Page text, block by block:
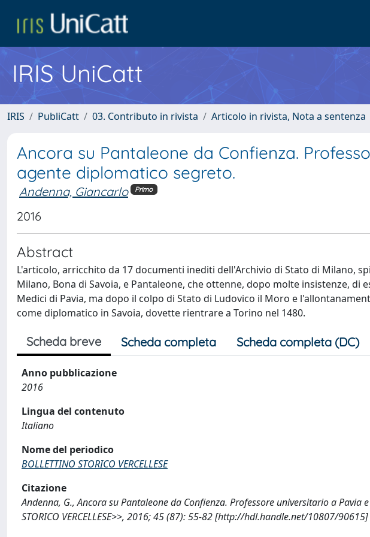
IRIS UniCatt
IRIS PubliCatt 03. Contributo in rivista Articolo in rivista, Nota a sentenza
Ancora su Pantaleone da Confienza.
agente diplomatico segreto.
Andenna, Giancarlo Primo
2016
Abstract
L'articolo, arricchito da 17 documenti inediti dell'Archivio di Stato di Milano,
Milano, Bona di Savoia, e Pantaleone, che ottenne, dopo molte insistenze, di
Medici di Pavia, ma dopo il colpo di Stato di Ludovico il Moro e
come diplomatico in Savoia, dovette rientrare a Torino nel 1480.
Scheda breve Scheda completa Scheda completa (DC)
Anno pubblicazione
2016
Lingua del contenuto
Italiano
Nome del periodico
BOLLETTINO STORICO VERCELLESE
Citazione
Andenna, G., Ancora su Pantaleone da Confienza. Professore universitario a Pavia
STORICO VERCELLESE>>, 2016; 45 (87): 55-82 [http://hdl.handle.net/10807/90615]